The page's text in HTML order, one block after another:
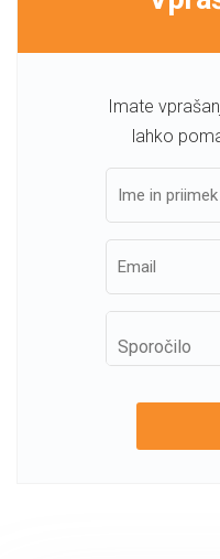
Imate
lahko